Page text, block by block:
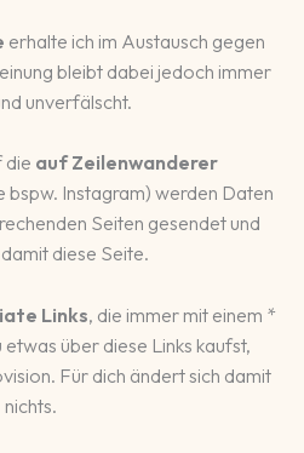
erhalte ich im Austausch gegen
bleibt dabei jedoch immer
unverfälscht.
die auf Zeilenwanderer
bspw. Instagram) werden Daten
Seiten gesendet und
diese Seite.
Links, die immer mit einem *
über diese Links kaufst,
Für dich ändert sich damit
nichts.